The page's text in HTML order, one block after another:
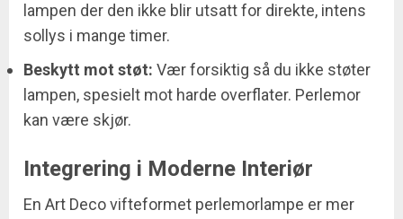
lampen der den ikke blir utsatt for direkte, intens
sollys i mange timer.
Beskytt mot støt: Vær forsiktig så du ikke støter
lampen, spesielt mot harde overflater. Perlemor
kan være skjør.
Integrering i Moderne Interiør
En Art Deco vifteformet perlemorlampe er mer